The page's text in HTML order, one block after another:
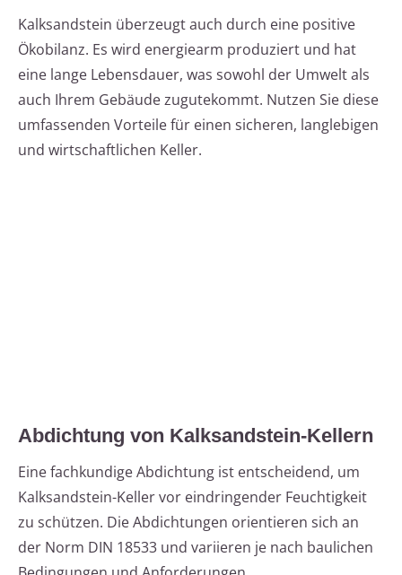
Kalksandstein überzeugt auch durch eine positive
Ökobilanz. Es wird energiearm produziert und hat
eine lange Lebensdauer, was sowohl der Umwelt als
auch Ihrem Gebäude zugutekommt. Nutzen Sie diese
umfassenden Vorteile für einen sicheren, langlebigen
und wirtschaftlichen Keller.
Abdichtung von Kalksandstein-Kellern
Eine fachkundige Abdichtung ist entscheidend, um
Kalksandstein-Keller vor eindringender Feuchtigkeit
zu schützen. Die Abdichtungen orientieren sich an
der Norm DIN 18533 und variieren je nach baulichen